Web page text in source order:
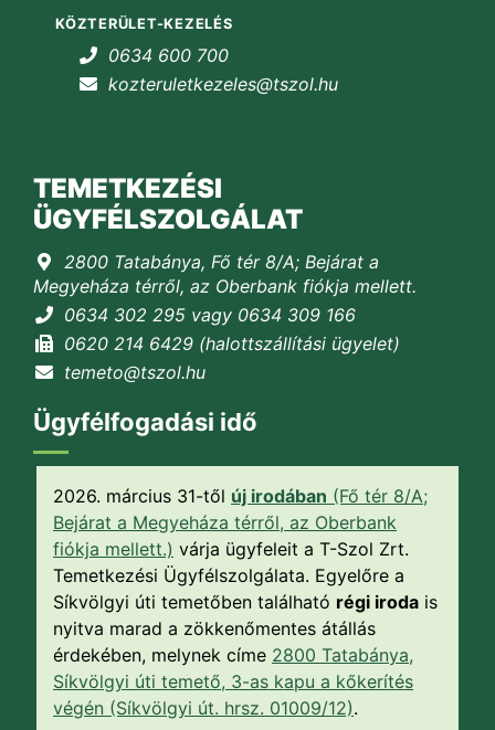
KÖZTERÜLET-KEZELÉS
0634 600 700
kozteruletkezeles@tszol.hu
TEMETKEZÉSI
ÜGYFÉLSZOLGÁLAT
2800 Tatabánya, Fő tér 8/A; Bejárat a
Megyeháza térről, az Oberbank fiókja mellett.
0634 302 295 vagy 0634 309 166
0620 214 6429 (halottszállítási ügyelet)
temeto@tszol.hu
Ügyfélfogadási idő
2026. március 31-től új irodában (Fő tér 8/A;
Bejárat a Megyeháza térről, az Oberbank
fiókja mellett.) várja ügyfeleit a T-Szol Zrt.
Temetkezési Ügyfélszolgálata. Egyelőre a
Síkvölgyi úti temetőben található régi iroda is
nyitva marad a zökkenőmentes átállás
érdekében, melynek címe 2800 Tatabánya,
Síkvölgyi úti temető, 3-as kapu a kőkerítés
végén (Síkvölgyi út. hrsz. 01009/12).